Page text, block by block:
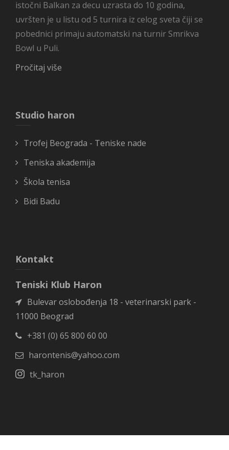
istočni Balkan za decu uzrasta do 10 godina,
uvršten je u listu od 5 turnira iz celog sveta čiji se
pobednici primaju automatski na turnir Smrikva
Bowl u Puli.
Pročitaj više
Studio haron
Trofej Beograda - Teniske nade
Teniska akademija
Škola tenisa
Bidi Badu
Kontakt
Teniski Klub Haron
Bulevar oslobođenja 18 - veterinarski park -
11000 Beograd
+381 (0) 65 800 60 00
harontenis@yahoo.com
tk_haron